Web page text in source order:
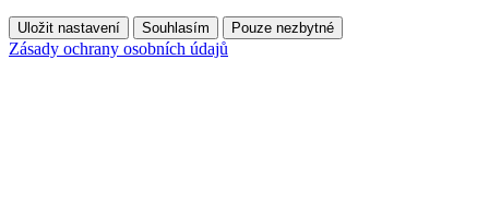
Uložit nastavení Souhlasím Pouze nezbytné
Zásady ochrany osobních údajů